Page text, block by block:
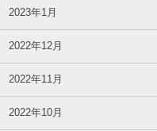
2023年1月
2022年12月
2022年11月
2022年10月